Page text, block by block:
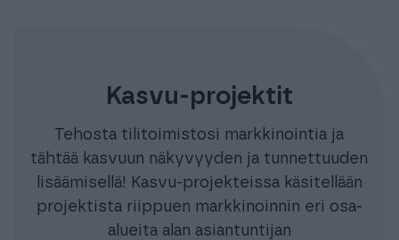
Kasvu-projektit
Tehosta tilitoimistosi markkinointia ja
tähtää kasvuun näkyvyyden ja tunnettuuden
lisäämisellä! Kasvu-projekteissa käsitellään
projektista riippuen markkinoinnin eri osa-
alueita alan asiantuntijan